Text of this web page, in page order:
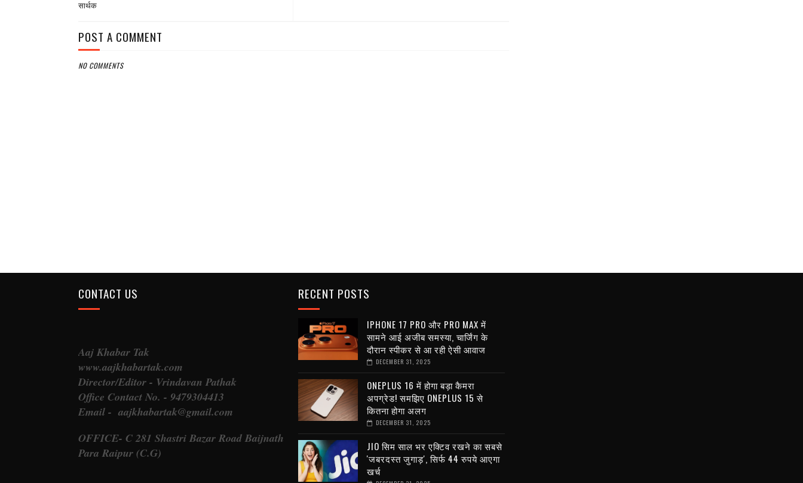
सार्थक
POST A COMMENT
NO COMMENTS
CONTACT US
Aaj Khabar Tak
www.aajkhabartak.com
Director/Editor - Vrindavan Pathak
Office Contact No. - 9479304413
Email - aajkhabartak@gmail.com
OFFICE- C 281 Shastri Bazar Road Baijnath
Para Raipur (C.G)
RECENT POSTS
IPHONE 17 PRO और PRO MAX में
सामने आई अजीब समस्या, चार्जिंग के
दौरान स्पीकर से आ रही ऐसी आवाज
DECEMBER 31, 2025
ONEPLUS 16 में होगा बड़ा कैमरा
अपग्रेड! समझिए ONEPLUS 15 से
कितना होगा अलग
DECEMBER 31, 2025
JIO सिम साल भर एक्टिव रखने का सबसे
'जबरदस्त जुगाड़', सिर्फ 44 रुपये आएगा
खर्च